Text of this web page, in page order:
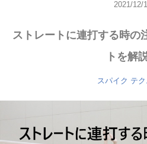
2021/12/
ストレートに連打する時の
トを解
スパイク テ